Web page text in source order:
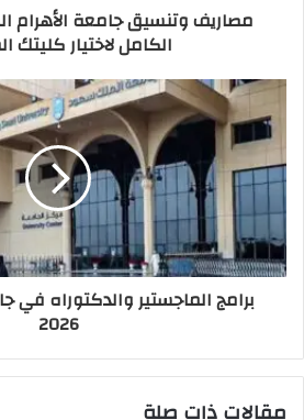
الكامل لاختيار كليتك
برامج الماجستير والدكتوراه
2026
مقالات ذات صلة